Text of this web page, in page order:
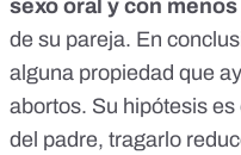
sexo oral y con
de su pareja. En
alguna propiedad que
abortos. Su hipótesis
del padre, tragarlo